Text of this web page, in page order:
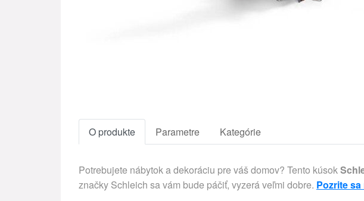
O produkte Parametre Kategórie
Potrebujete nábytok a dekoráciu pre váš domov? Tento kúsok
značky Schleich sa vám bude páčiť, vyzerá veľmi dobre. Pozrite